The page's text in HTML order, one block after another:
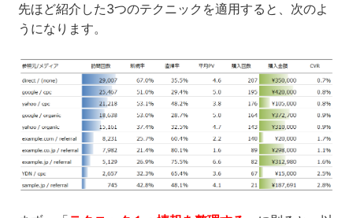
先ほど紹介した3つのテクニックを適用すると、次のよ
うになります。